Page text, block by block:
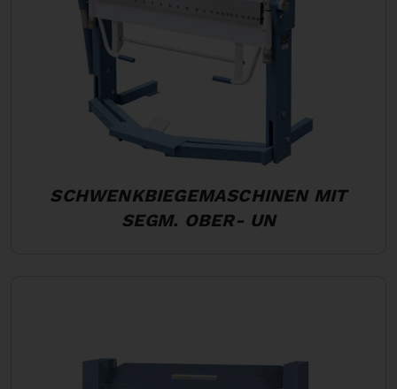
SCHWENKBIEGEMASCHINEN MIT
SEGM. OBER- UN